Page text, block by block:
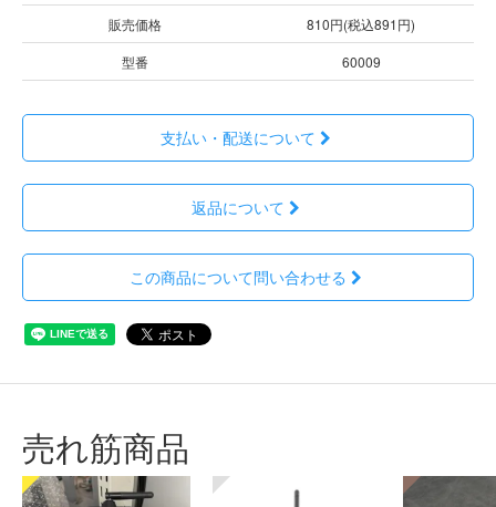
販売価格
810円(税込891円)
型番
60009
支払い・配送について
返品について
この商品について問い合わせる
売れ筋商品